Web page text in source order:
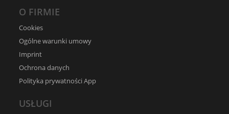
O FIRMIE
Cookies
Ogólne warunki umowy
Imprint
Ochrona danych
Polityka prywatności App
USŁUGI